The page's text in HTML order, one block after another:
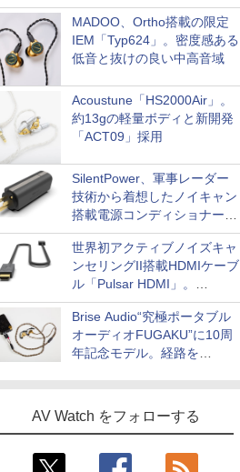
MADOO、Ortho搭載の限定
IEM「Typ624」。密度感ある
低音と抜けの良い中高音域
Acoustune「HS2000Air」。
約13gの軽量ボディと新開発
「ACT09」採用
SilentPower、軍事レーダー
技術から着想したノイキャン
搭載電源コンディショナー
「AC iPurifier2」
世界初アクティブノイズキャ
ンセリングII搭載HDMIケーブ
ル「Pulsar HDMI」。
SilentPowerから
Brise Audio“究極ポータブル
オーディオFUGAKU”に10周
年記念モデル。経路を
AV Watch をフォローする